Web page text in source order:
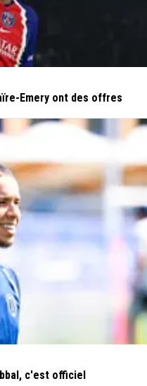
Emery ont des offres
c'est officiel